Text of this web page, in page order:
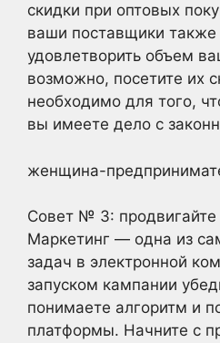
скидки при оптовых
ваши поставщики также
удовлетворить объем
возможно, посетите их
необходимо для того,
вы имеете дело с
женщина-
Совет № 3: продвигайте
Маркетинг — одна из
задач в электронной
запуском кампании
понимаете алгоритм и
платформы. Начните с